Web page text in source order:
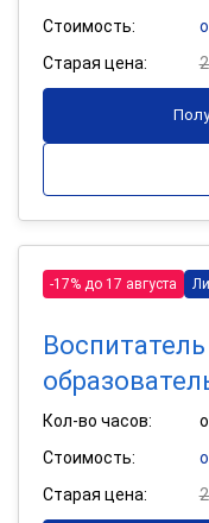
Стоимость:
Старая цена:
-17% до 17 августа
Кол-во часов:
Стоимость:
Старая цена: